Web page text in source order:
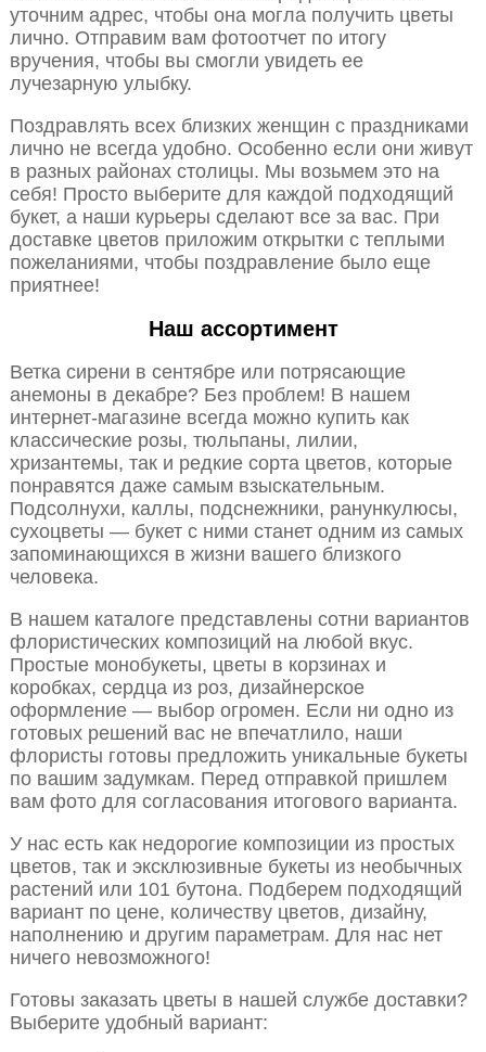
уточним адрес, чтобы она могла получить цветы
лично. Отправим вам фотоотчет по итогу
вручения, чтобы вы смогли увидеть ее
лучезарную улыбку.
Поздравлять всех близких женщин с праздниками
лично не всегда удобно. Особенно если они живут
в разных районах столицы. Мы возьмем это на
себя! Просто выберите для каждой подходящий
букет, а наши курьеры сделают все за вас. При
доставке цветов приложим открытки с теплыми
пожеланиями, чтобы поздравление было еще
приятнее!
Наш ассортимент
Ветка сирени в сентябре или потрясающие
анемоны в декабре? Без проблем! В нашем
интернет-магазине всегда можно купить как
классические розы, тюльпаны, лилии,
хризантемы, так и редкие сорта цветов, которые
понравятся даже самым взыскательным.
Подсолнухи, каллы, подснежники, ранункулюсы,
сухоцветы — букет с ними станет одним из самых
запоминающихся в жизни вашего близкого
человека.
В нашем каталоге представлены сотни вариантов
флористических композиций на любой вкус.
Простые монобукеты, цветы в корзинах и
коробках, сердца из роз, дизайнерское
оформление — выбор огромен. Если ни одно из
готовых решений вас не впечатлило, наши
флористы готовы предложить уникальные букеты
по вашим задумкам. Перед отправкой пришлем
вам фото для согласования итогового варианта.
У нас есть как недорогие композиции из простых
цветов, так и эксклюзивные букеты из необычных
растений или 101 бутона. Подберем подходящий
вариант по цене, количеству цветов, дизайну,
наполнению и другим параметрам. Для нас нет
ничего невозможного!
Готовы заказать цветы в нашей службе доставки?
Выберите удобный вариант: